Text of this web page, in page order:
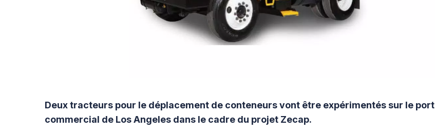
Deux tracteurs pour le déplacement de conteneurs vont être expérimentés sur le port
commercial de Los Angeles dans le cadre du projet Zecap.